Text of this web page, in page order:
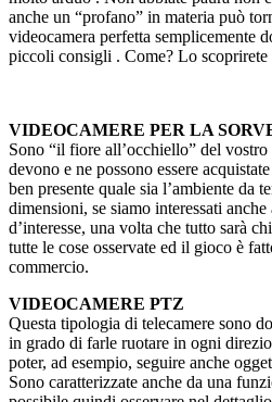
anche un “profano” in materia può
videocamera perfetta semplicemente
piccoli consigli . Come? Lo scoprirete
VIDEOCAMERE PER LA
Sono “il fiore all’occhiello” del vostro
devono e ne possono essere
ben presente quale sia l’ambiente da
dimensioni, se siamo interessati anche
d’interesse, una volta che tutto sarà
tutte le cose osservate ed il gioco è
commercio.
VIDEOCAMERE PTZ
Questa tipologia di telecamere sono
in grado di farle ruotare in ogni
poter, ad esempio, seguire anche
Sono caratterizzate anche da una